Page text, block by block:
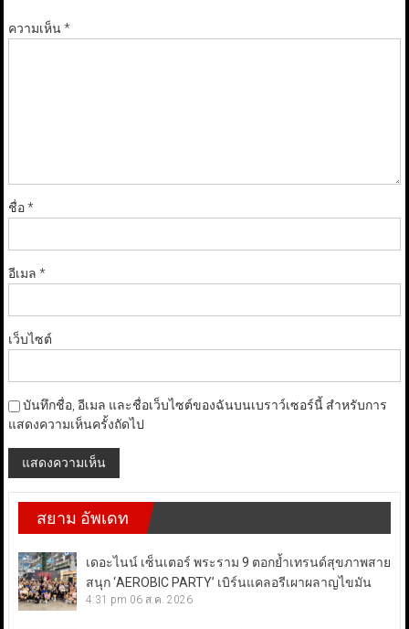
ความเห็น*
ชื่อ*
อีเมล *
เว็บไซต์
บันทึกชื่อ, อีเมล และชื่อเว็บไซต์ของฉันบนเบราว์เซอร์นี้ สำหรับการ
แสดงความเห็นครั้งถัดไป
สยาม อัพเดท
เดอะไนน์ เซ็นเตอร์ พระราม 9 ตอกย้ำเทรนด์สุขภาพสาย
สนุก ‘AEROBIC PARTY’ เบิร์นแคลอรีเผาผลาญไขมัน
4:31 pm 06 ส.ค. 2026